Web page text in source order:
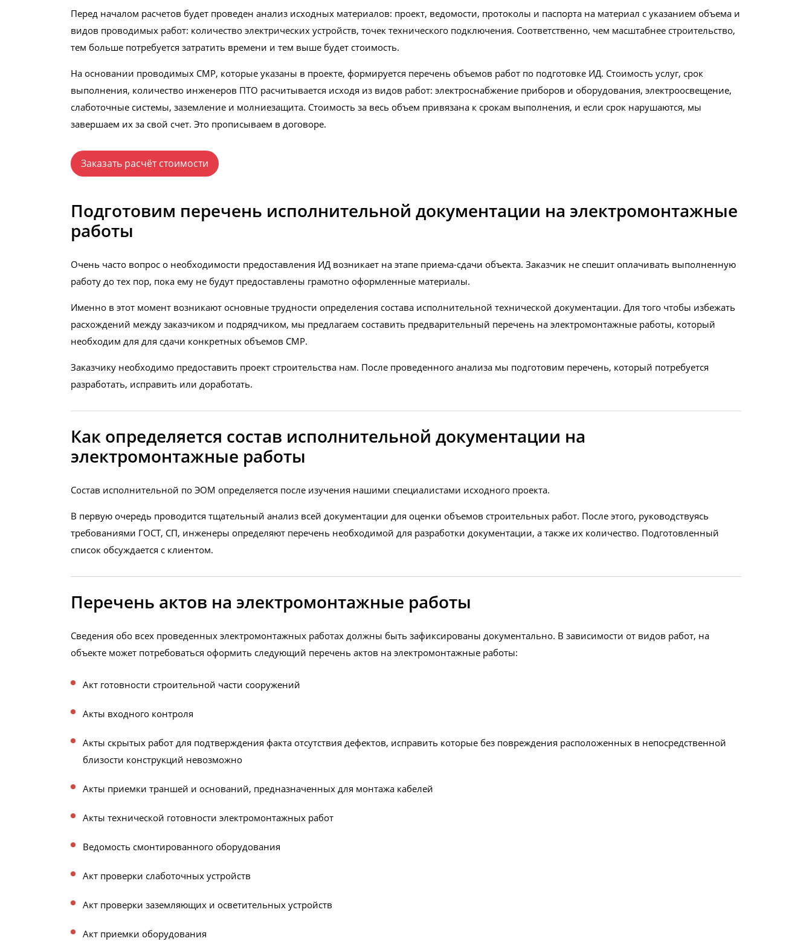
Перед началом расчетов будет проведен анализ исходных материалов: проект, ведомости, протоколы и паспорта на материал с указанием объема и
видов проводимых работ: количество электрических устройств, точек технического подключения. Соответственно, чем масштабнее строительство,
тем больше потребуется затратить времени и тем выше будет стоимость.
На основании проводимых СМР, которые указаны в проекте, формируется перечень объемов работ по подготовке ИД. Стоимость услуг, срок
выполнения, количество инженеров ПТО расчитывается исходя из видов работ: электроснабжение приборов и оборудования, электроосвещение,
слаботочные системы, заземление и молниезащита. Стоимость за весь объем привязана к срокам выполнения, и если срок нарушаются, мы
завершаем их за свой счет. Это прописываем в договоре.
Заказать расчёт стоимости
Подготовим перечень исполнительной документации на электромонтажные
работы
Очень часто вопрос о необходимости предоставления ИД возникает на этапе приема-сдачи объекта. Заказчик не спешит оплачивать выполненную
работу до тех пор, пока ему не будут предоставлены грамотно оформленные материалы.
Именно в этот момент возникают основные трудности определения состава исполнительной технической документации. Для того чтобы избежать
расхождений между заказчиком и подрядчиком, мы предлагаем составить предварительный перечень на электромонтажные работы, который
необходим для для сдачи конкретных объемов СМР.
Заказчику необходимо предоставить проект строительства нам. После проведенного анализа мы подготовим перечень, который потребуется
разработать, исправить или доработать.
Как определяется состав исполнительной документации на
электромонтажные работы
Состав исполнительной по ЭОМ определяется после изучения нашими специалистами исходного проекта.
В первую очередь проводится тщательный анализ всей документации для оценки объемов строительных работ. После этого, руководствуясь
требованиями ГОСТ, СП, инженеры определяют перечень необходимой для разработки документации, а также их количество. Подготовленный
список обсуждается с клиентом.
Перечень актов на электромонтажные работы
Сведения обо всех проведенных электромонтажных работах должны быть зафиксированы документально. В зависимости от видов работ, на
объекте может потребоваться оформить следующий перечень актов на электромонтажные работы:
Акт готовности строительной части сооружений
Акты входного контроля
Акты скрытых работ для подтверждения факта отсутствия дефектов, исправить которые без повреждения расположенных в непосредственной
близости конструкций невозможно
Акты приемки траншей и оснований, предназначенных для монтажа кабелей
Акты технической готовности электромонтажных работ
Ведомость смонтированного оборудования
Акт проверки слаботочных устройств
Акт проверки заземляющих и осветительных устройств
Акт приемки оборудования